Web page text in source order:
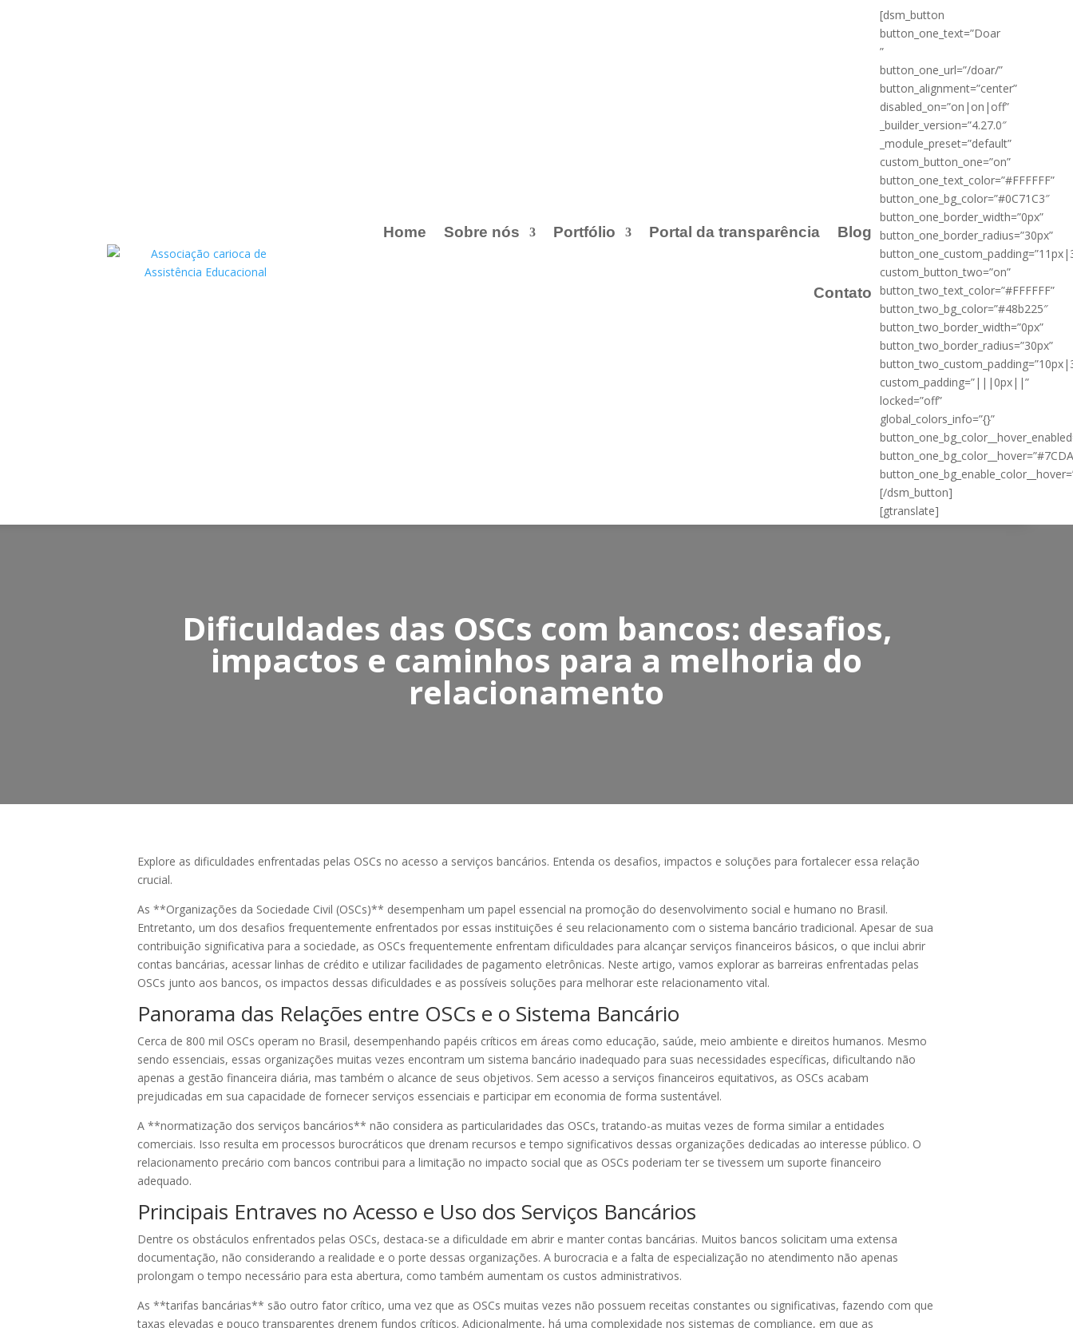
Home Sobre nós Portfólio Portal da transparência Blog
Contato
[dsm_button
button_one_text=”Doar
”
button_one_url=”/doar/”
button_alignment=”center”
disabled_on=”on|on|off”
_builder_version=”4.27.0″
_module_preset=”default”
custom_button_one=”on”
button_one_text_color=”#FFFFFF”
button_one_bg_color=”#0C71C3″
button_one_border_width=”0px”
button_one_border_radius=”30px”
custom_button_two=”on”
button_two_text_color=”#FFFFFF”
button_two_bg_color=”#48b225″
button_two_border_width=”0px”
button_two_border_radius=”30px”
custom_padding=”|||0px||”
locked=”off”
global_colors_info=”{}”
[/dsm_button]
[gtranslate]
Dificuldades das OSCs com bancos: desafios,
impactos e caminhos para a melhoria do
relacionamento
Explore as dificuldades enfrentadas pelas OSCs no acesso a serviços bancários. Entenda os desafios, impactos e soluções para fortalecer essa relação
crucial.
As **Organizações da Sociedade Civil (OSCs)** desempenham um papel essencial na promoção do desenvolvimento social e humano no Brasil.
Entretanto, um dos desafios frequentemente enfrentados por essas instituições é seu relacionamento com o sistema bancário tradicional. Apesar de sua
contribuição significativa para a sociedade, as OSCs frequentemente enfrentam dificuldades para alcançar serviços financeiros básicos, o que inclui abrir
contas bancárias, acessar linhas de crédito e utilizar facilidades de pagamento eletrônicas. Neste artigo, vamos explorar as barreiras enfrentadas pelas
OSCs junto aos bancos, os impactos dessas dificuldades e as possíveis soluções para melhorar este relacionamento vital.
Panorama das Relações entre OSCs e o Sistema Bancário
Cerca de 800 mil OSCs operam no Brasil, desempenhando papéis críticos em áreas como educação, saúde, meio ambiente e direitos humanos. Mesmo
sendo essenciais, essas organizações muitas vezes encontram um sistema bancário inadequado para suas necessidades específicas, dificultando não
apenas a gestão financeira diária, mas também o alcance de seus objetivos. Sem acesso a serviços financeiros equitativos, as OSCs acabam
prejudicadas em sua capacidade de fornecer serviços essenciais e participar em economia de forma sustentável.
A **normatização dos serviços bancários** não considera as particularidades das OSCs, tratando-as muitas vezes de forma similar a entidades
comerciais. Isso resulta em processos burocráticos que drenam recursos e tempo significativos dessas organizações dedicadas ao interesse público. O
relacionamento precário com bancos contribui para a limitação no impacto social que as OSCs poderiam ter se tivessem um suporte financeiro
adequado.
Principais Entraves no Acesso e Uso dos Serviços Bancários
Dentre os obstáculos enfrentados pelas OSCs, destaca-se a dificuldade em abrir e manter contas bancárias. Muitos bancos solicitam uma extensa
documentação, não considerando a realidade e o porte dessas organizações. A burocracia e a falta de especialização no atendimento não apenas
prolongam o tempo necessário para esta abertura, como também aumentam os custos administrativos.
As **tarifas bancárias** são outro fator crítico, uma vez que as OSCs muitas vezes não possuem receitas constantes ou significativas, fazendo com que
taxas elevadas e pouco transparentes drenem fundos críticos. Adicionalmente, há uma complexidade nos sistemas de compliance, em que as